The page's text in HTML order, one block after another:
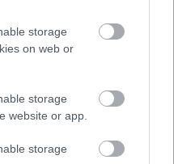
storage
on web or
storage
website or app.
storage